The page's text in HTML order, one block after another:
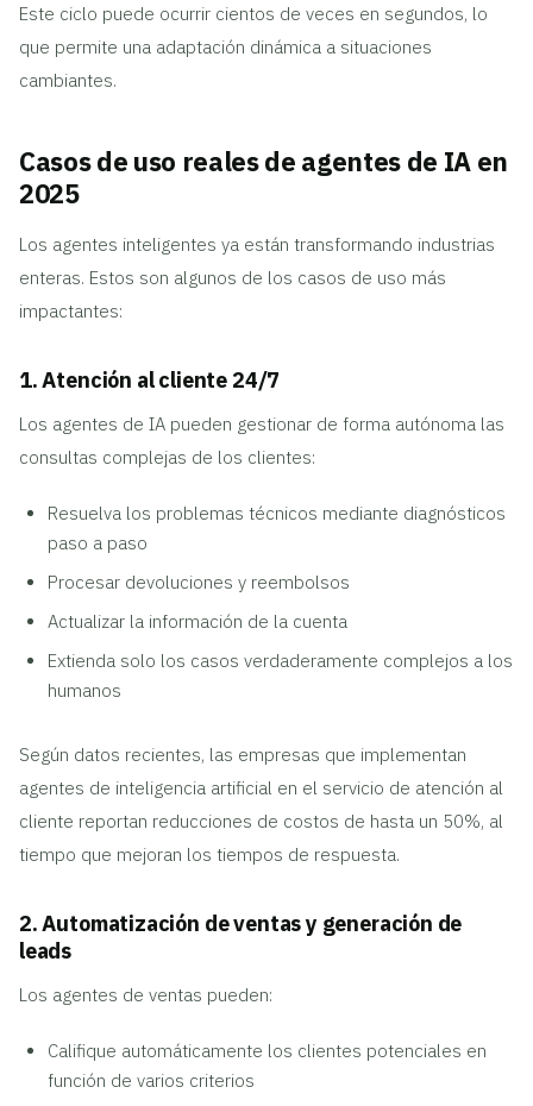
Este ciclo puede ocurrir cientos de veces en segundos, lo
que permite una adaptación dinámica a situaciones
cambiantes.
Casos de uso reales de agentes de IA en
2025
Los agentes inteligentes ya están transformando industrias
enteras. Estos son algunos de los casos de uso más
impactantes:
1. Atención al cliente 24/7
Los agentes de IA pueden gestionar de forma autónoma las
consultas complejas de los clientes:
Resuelva los problemas técnicos mediante diagnósticos
paso a paso
Procesar devoluciones y reembolsos
Actualizar la información de la cuenta
Extienda solo los casos verdaderamente complejos a los
humanos
Según datos recientes, las empresas que implementan
agentes de inteligencia artificial en el servicio de atención al
cliente reportan reducciones de costos de hasta un 50%, al
tiempo que mejoran los tiempos de respuesta.
2. Automatización de ventas y generación de
leads
Los agentes de ventas pueden:
Califique automáticamente los clientes potenciales en
función de varios criterios